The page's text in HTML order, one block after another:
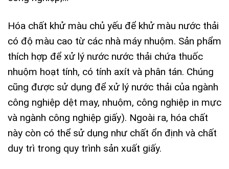
Hóa chất khử màu chủ yếu để khử màu nước thải
có độ màu cao từ các nhà máy nhuộm. Sản phẩm
thích hợp để xử lý nước nước thải chứa thuốc
nhuộm hoạt tính, có tính axít và phân tán. Chúng
cũng được sử dụng để xử lý nước thải của ngành
công nghiệp dệt may, nhuộm, công nghiệp in mực
và ngành công nghiệp giấy). Ngoài ra, hóa chất
này còn có thể sử dụng như chất ổn định và chất
duy trì trong quy trình sản xuất giấy.